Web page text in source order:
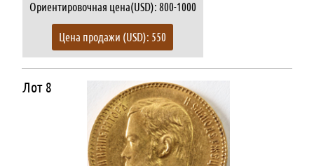
Ориентировочная цена(USD): 800-1000
Цена продажи (USD): 550
Лот 8